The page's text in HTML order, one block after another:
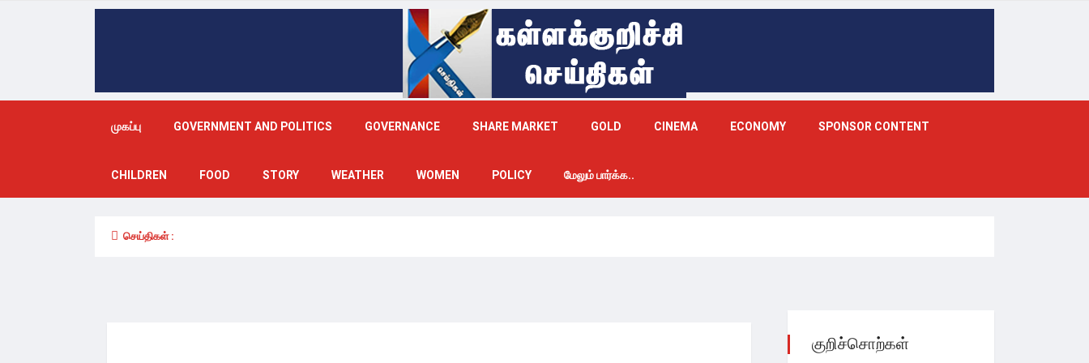
முகப்பு GOVERNMENT AND POLITICS GOVERNANCE SHARE MARKET GOLD CINEMA ECONOMY SPONSOR CONTENT
CHILDREN FOOD STORY WEATHER WOMEN POLICY மேலும் பார்க்க..
செய்திகள் :
குறிச்சொற்கள்